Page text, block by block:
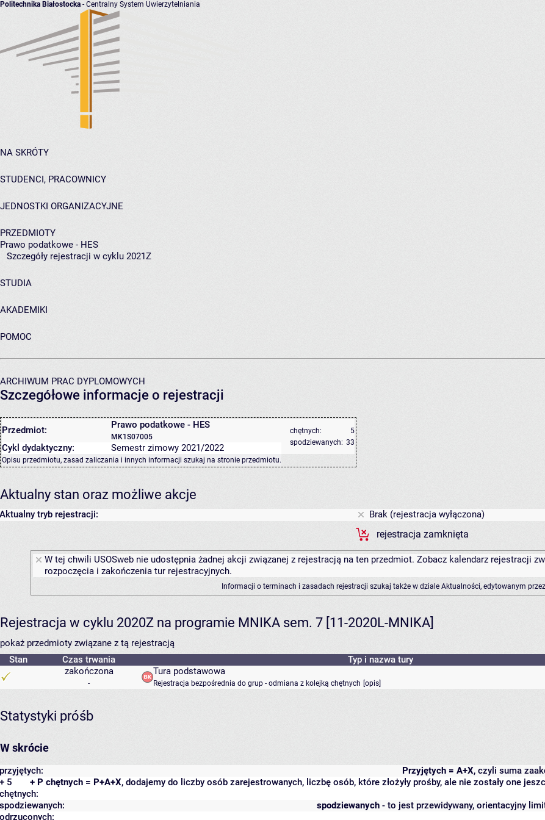
Politechnika Białostocka - Centralny System Uwierzytelniania
NA SKRÓTY
STUDENCI, PRACOWNICY
JEDNOSTKI ORGANIZACYJNE
PRZEDMIOTY
Prawo podatkowe - HES
Szczegóły rejestracji w cyklu 2021Z
STUDIA
AKADEMIKI
POMOC
ARCHIWUM PRAC DYPLOMOWYCH
Szczegółowe informacje o rejestracji
Przedmiot: Prawo podatkowe - HES
MK1S07005
chętnych:
5
spodziewanych: 33
Cykl dydaktyczny: Semestr zimowy 2021/2022
Opisu przedmiotu, zasad zaliczania i innych informacji szukaj na stronie przedmiotu.
Aktualny stan oraz możliwe akcje
Aktualny tryb rejestracji:
Brak (rejestracja wyłączona)
rejestracja zamknięta
W tej chwili USOSweb nie udostępnia żadnej akcji związanej z rejestracją na ten przedmiot. Zobacz kalendarz rejestracji
rozpoczęcia i zakończenia tur rejestracyjnych.
Informacji o terminach i zasadach rejestracji szukaj także w dziale Aktualności, edytowanym
Rejestracja w cyklu 2020Z na programie MNIKA sem. 7 [11-2020L-MNIKA]
pokaż przedmioty związane z tą rejestracją
Stan
Czas trwania Typ i nazwa tury
zakończona
-
Tura podstawowa
Rejestracja bezpośrednia do grup - odmiana z kolejką chętnych [opis]
Statystyki próśb
W skrócie
Przyjętych = A+X, czyli suma
przyjętych:
+ P chętnych = P+A+X, dodajemy do liczby osób zarejestrowanych, liczbę osób, które złożyły prośby, ale nie zostały one
+ 5
chętnych:
spodziewanych - to jest przewidywany, orientacyjny
spodziewanych:
odrzuconych: